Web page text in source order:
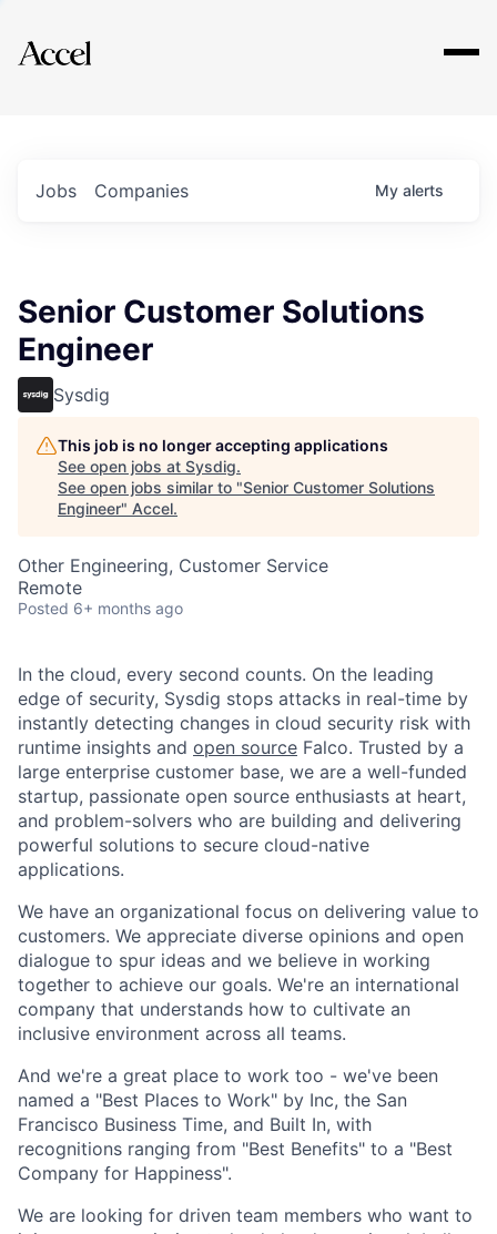
Explore
Jobs Companies My alerts
Senior Customer Solutions
Engineer
Sysdig
This job is no longer accepting applications
See open jobs at Sysdig.
See open jobs similar to "Senior Customer Solutions
Engineer" Accel.
Other Engineering, Customer Service
Remote
Posted 6+ months ago
In the cloud, every second counts. On the leading
edge of security, Sysdig stops attacks in real-time by
instantly detecting changes in cloud security risk with
runtime insights and open source Falco. Trusted by a
large enterprise customer base, we are a well-funded
startup, passionate open source enthusiasts at heart,
and problem-solvers who are building and delivering
powerful solutions to secure cloud-native
applications.
We have an organizational focus on delivering value to
customers. We appreciate diverse opinions and open
dialogue to spur ideas and we believe in working
together to achieve our goals. We're an international
company that understands how to cultivate an
inclusive environment across all teams.
And we're a great place to work too - we've been
named a "Best Places to Work" by Inc, the San
Francisco Business Time, and Built In, with
recognitions ranging from "Best Benefits" to a "Best
Company for Happiness".
We are looking for driven team members who want to